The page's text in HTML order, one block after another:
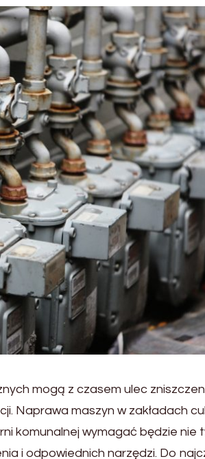
mogą z czasem ulec
Naprawa maszyn w zakładach
komunalnej wymagać będzie nie
i odpowiednich narzędzi. Do